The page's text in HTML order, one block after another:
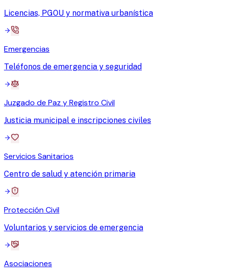
Licencias, PGOU y normativa urbanística
Emergencias
Teléfonos de emergencia y seguridad
Juzgado de Paz y Registro Civil
Justicia municipal e inscripciones civiles
Servicios Sanitarios
Centro de salud y atención primaria
Protección Civil
Voluntarios y servicios de emergencia
Asociaciones